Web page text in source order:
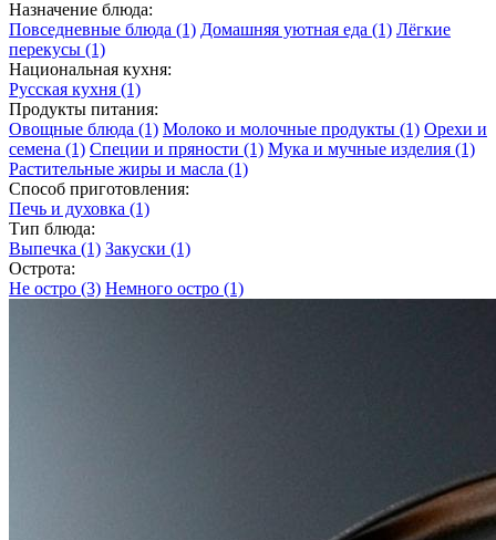
Назначение блюда:
Повседневные блюда (1) Домашняя уютная еда (1) Лёгкие
перекусы (1)
Национальная кухня:
Русская кухня (1)
Продукты питания:
Овощные блюда (1) Молоко и молочные продукты (1) Орехи и
семена (1) Специи и пряности (1) Мука и мучные изделия (1)
Растительные жиры и масла (1)
Способ приготовления:
Печь и духовка (1)
Тип блюда:
Выпечка (1) Закуски (1)
Острота:
Не остро (3) Немного остро (1)